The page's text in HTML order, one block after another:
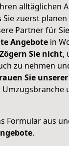
alltäglichen
Sie zuerst
Partner für
Angebote in
Zögern Sie nicht,
zu nehmen
Sie unserer
Umzugsbranche
Formular aus
.